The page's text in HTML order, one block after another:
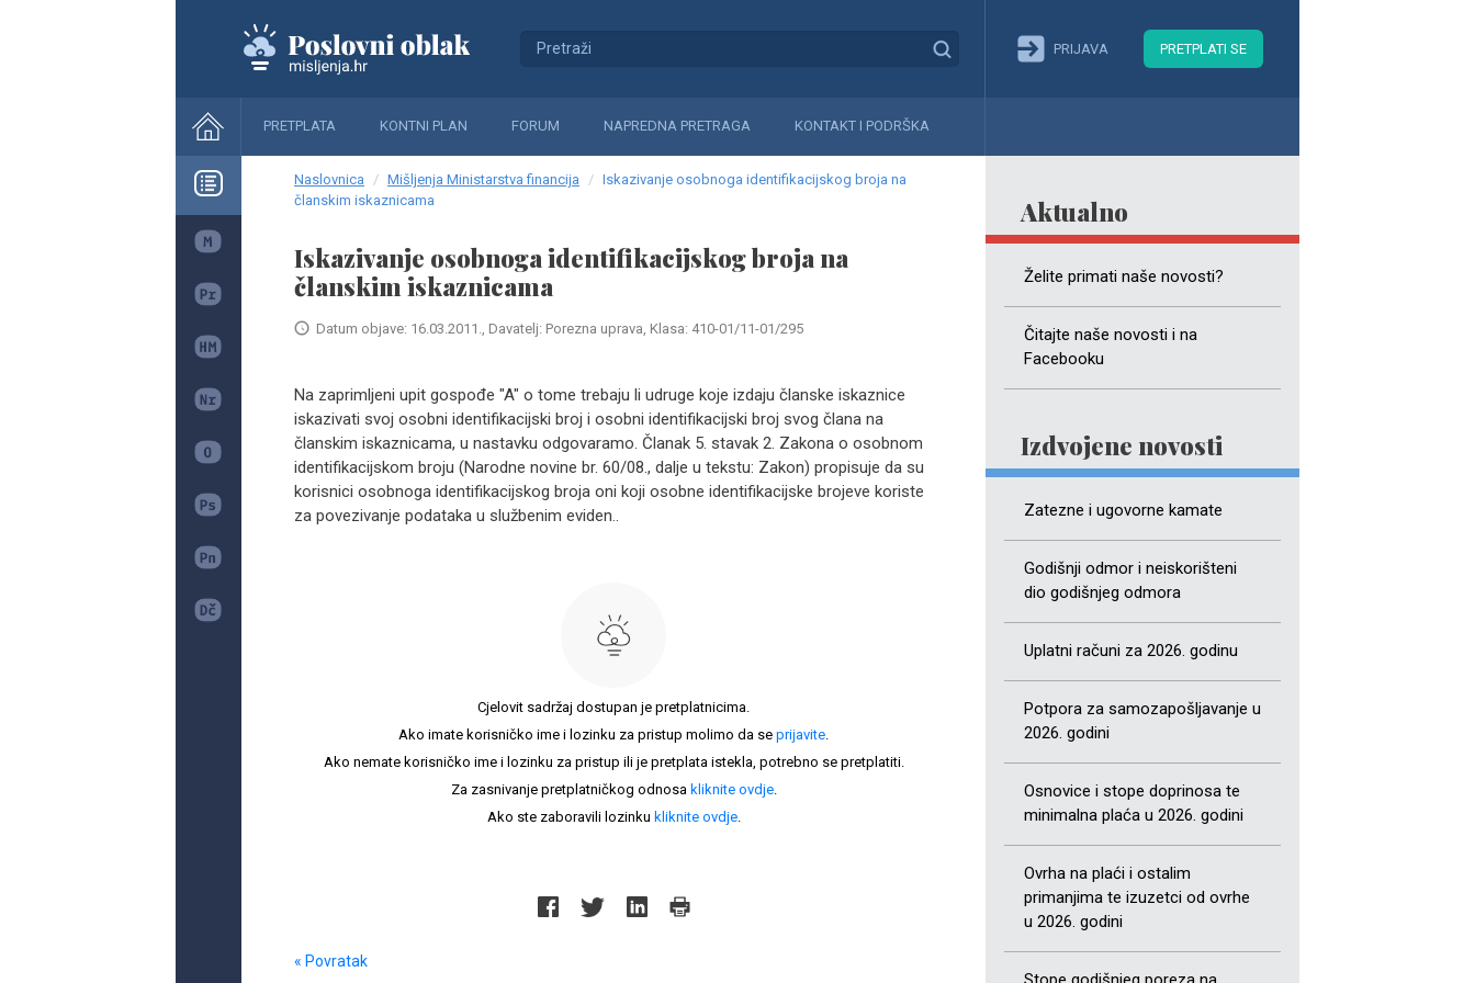
PRIJAVA PRETPLATI SE
PRETPLATA KONTNI PLAN FORUM NAPREDNA PRETRAGA KONTAKT I PODRŠKA
Aktualno
Želite primati naše novosti?
Čitajte naše novosti i na
Facebooku
Izdvojene novosti
Zatezne i ugovorne kamate
Godišnji odmor i neiskorišteni
dio godišnjeg odmora
Uplatni računi za 2026. godinu
Potpora za samozapošljavanje u
2026. godini
Osnovice i stope doprinosa te
minimalna plaća u 2026. godini
Ovrha na plaći i ostalim
primanjima te izuzetci od ovrhe
u 2026. godini
Naslovnica Mišljenja Ministarstva financija
Iskazivanje osobnoga identifikacijskog broja na
članskim iskaznicama
Iskazivanje osobnoga identifikacijskog broja na
članskim iskaznicama
Datum objave: 16.03.2011., Davatelj: Porezna uprava, Klasa: 410-01/11-01/295
Na zaprimljeni upit gospođe "A" o tome trebaju li udruge koje izdaju članske iskaznice
iskazivati svoj osobni identifikacijski broj i osobni identifikacijski broj svog člana na
članskim iskaznicama, u nastavku odgovaramo. Članak 5. stavak 2. Zakona o osobnom
identifikacijskom broju (Narodne novine br. 60/08., dalje u tekstu: Zakon) propisuje da su
korisnici osobnoga identifikacijskog broja oni koji osobne identifikacijske brojeve koriste
za povezivanje podataka u službenim eviden..
Cjelovit sadržaj dostupan je pretplatnicima.
Ako imate korisničko ime i lozinku za pristup molimo da se prijavite.
Ako nemate korisničko ime i lozinku za pristup ili je pretplata istekla, potrebno se pretplatiti.
Za zasnivanje pretplatničkog odnosa kliknite ovdje.
Ako ste zaboravili lozinku kliknite ovdje.
« Povratak